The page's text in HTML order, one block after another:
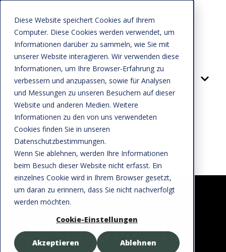
Diese Website speichert Cookies auf Ihrem
Computer. Diese Cookies werden verwendet, um
Informationen darüber zu sammeln, wie Sie mit
unserer Website interagieren. Wir verwenden diese
Informationen, um Ihre Browser-Erfahrung zu
verbessern und anzupassen, sowie für Analysen
und Messungen zu unseren Besuchern auf dieser
Website und anderen Medien. Weitere
Informationen zu den von uns verwendeten
Cookies finden Sie in unseren
Datenschutzbestimmungen.
Wenn Sie ablehnen, werden Ihre Informationen
beim Besuch dieser Website nicht erfasst. Ein
einzelnes Cookie wird in Ihrem Browser gesetzt,
um daran zu erinnern, dass Sie nicht nachverfolgt
werden möchten.
Cookie-Einstellungen
Akzeptieren Ablehnen
ROSIER Blog
Rosier.de
Kontakt
Autohaus